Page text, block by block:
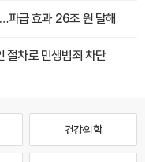
파급 효과 26조 원 달해
절차로 민생범죄 차단
건강·의학